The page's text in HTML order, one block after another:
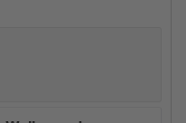
als auch nach dem